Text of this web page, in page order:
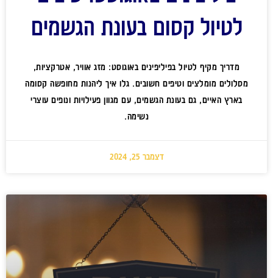
לטיול קסום בעונת הגשמים
מדריך מקיף לטיול בפיליפינים באוגוסט: מזג אוויר, אטרקציות,
מסלולים מומלצים וטיפים חשובים. גלו איך ליהנות מחופשה קסומה
בארץ האיים, גם בעונת הגשמים, עם מגוון פעילויות ונופים עוצרי
נשימה.
דצמבר 25, 2024